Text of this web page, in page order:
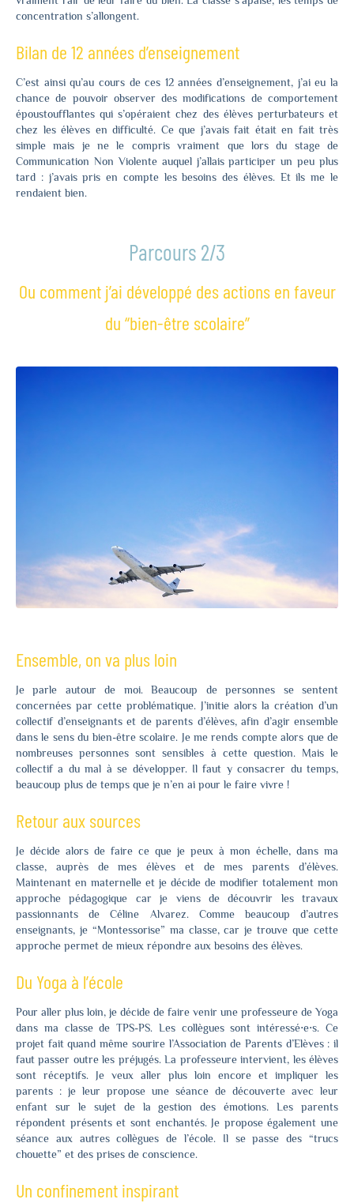
concentration s’allongent.
Bilan de 12 années d’enseignement
C’est ainsi qu’au cours de ces 12 années d’enseignement, j’ai eu la
chance de pouvoir observer des modifications de comportement
époustoufflantes qui s’opéraient chez des élèves perturbateurs et
chez les élèves en difficulté. Ce que j’avais fait était en fait très
simple mais je ne le compris vraiment que lors du stage de
Communication Non Violente auquel j’allais participer un peu plus
tard : j’avais pris en compte les besoins des élèves. Et ils me le
rendaient bien.
Parcours 2/3
Ou comment j’ai développé des actions en faveur
du “bien-être scolaire”
Ensemble, on va plus loin
Je parle autour de moi. Beaucoup de personnes se sentent
concernées par cette problématique. J’initie alors la création d’un
collectif d’enseignants et de parents d’élèves, afin d’agir ensemble
dans le sens du bien-être scolaire. Je me rends compte alors que de
nombreuses personnes sont sensibles à cette question. Mais le
collectif a du mal à se développer. Il faut y consacrer du temps,
beaucoup plus de temps que je n’en ai pour le faire vivre !
Retour aux sources
Je décide alors de faire ce que je peux à mon échelle, dans ma
classe, auprès de mes élèves et de mes parents d’élèves.
Maintenant en maternelle et je décide de modifier totalement mon
approche pédagogique car je viens de découvrir les travaux
passionnants de Céline Alvarez. Comme beaucoup d’autres
enseignants, je “Montessorise” ma classe, car je trouve que cette
approche permet de mieux répondre aux besoins des élèves.
Du Yoga à l’école
Pour aller plus loin, je décide de faire venir une professeure de Yoga
dans ma classe de TPS-PS. Les collègues sont intéressé⋅e⋅s. Ce
projet fait quand même sourire l’Association de Parents d’Elèves : il
faut passer outre les préjugés. La professeure intervient, les élèves
sont réceptifs. Je veux aller plus loin encore et impliquer les
parents : je leur propose une séance de découverte avec leur
enfant sur le sujet de la gestion des émotions. Les parents
répondent présents et sont enchantés. Je propose également une
séance aux autres collègues de l’école. Il se passe des “trucs
chouette” et des prises de conscience.
Un confinement inspirant